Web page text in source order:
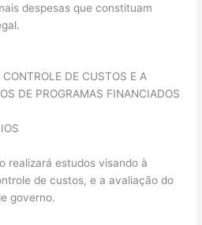
despesas que constituam
DE CUSTOS E A
DE PROGRAMAS FINANCIADOS
realizará estudos visando à
de custos, e a avaliação do
governo.